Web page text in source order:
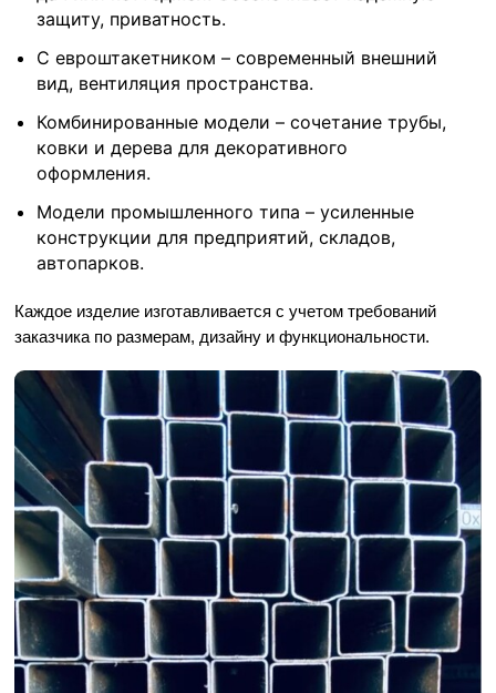
защиту, приватность.
С евроштакетником – современный внешний
вид, вентиляция пространства.
Комбинированные модели – сочетание трубы,
ковки и дерева для декоративного
оформления.
Модели промышленного типа – усиленные
конструкции для предприятий, складов,
автопарков.
Каждое изделие изготавливается с учетом требований
заказчика по размерам, дизайну и функциональности.